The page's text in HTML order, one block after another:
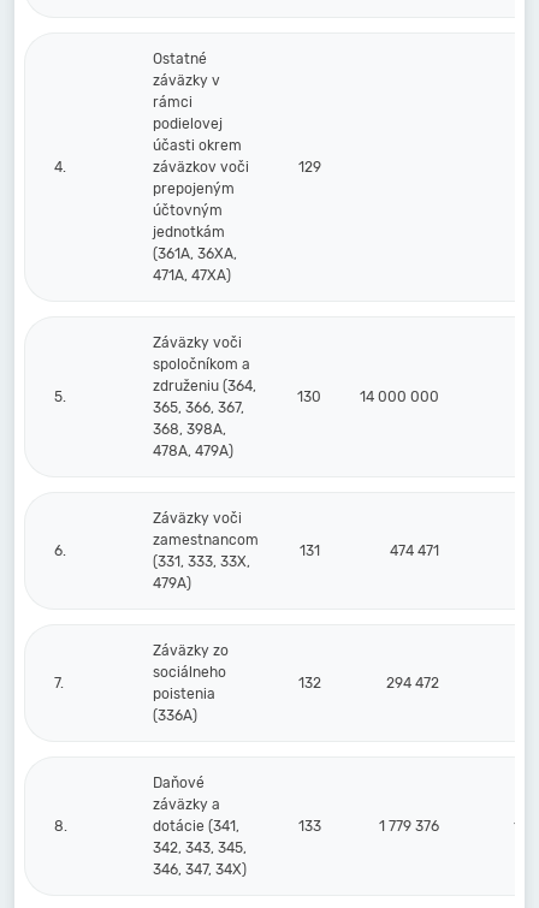
4.
Ostatné
záväzky v
rámci
podielovej
účasti okrem
záväzkov voči
prepojeným
účtovným
jednotkám
(361A, 36XA,
471A, 47XA)
129
5.
Záväzky voči
spoločníkom a
združeniu (364,
365, 366, 367,
368, 398A,
478A, 479A)
130 14 000 000
6.
Záväzky voči
zamestnancom
(331, 333, 33X,
479A)
131 474 471
7.
Záväzky zo
sociálneho
poistenia
(336A)
132 294 472
8.
Daňové
záväzky a
dotácie (341,
342, 343, 345,
346, 347, 34X)
133 1 779 376 1